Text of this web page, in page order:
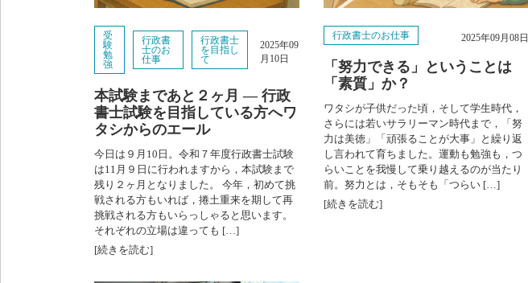
受
験
勉
強
行政書
士のお
仕事
行政書士
を目指し
て
2025年09
月10日
本試験まであと２ヶ月 ― 行政
書士試験を目指している方へワ
タシからのエール
今日は９月10日。令和７年度行政書士試験
は11月９日に行われますから，本試験まで
残り２ヶ月となりました。 今年，初めて挑
戦される方もいれば，捲土重来を期して再
挑戦される方もいらっしゃると思います。
それぞれの立場は違っても […]
[続きを読む]
行政書士のお仕事 2025年09月08日
「努力できる」ということは
「素質」か？
ワタシが子供だった頃，そして学生時代，
さらには若いサラリーマン時代まで，「努
力は美徳」「頑張ることが大事」と繰り返
し言われて育ちました。運動も勉強も，つ
らいことを我慢して乗り越えるのが当たり
前。努力とは，そもそも「つらい […]
[続きを読む]